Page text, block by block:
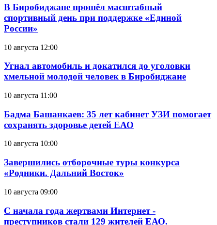
В Биробиджане прошёл масштабный
спортивный день при поддержке «Единой
России»
10 августа 12:00
Угнал автомобиль и докатился до уголовки
хмельной молодой человек в Биробиджане
10 августа 11:00
Бадма Башанкаев: 35 лет кабинет УЗИ помогает
сохранять здоровье детей ЕАО
10 августа 10:00
Завершились отборочные туры конкурса
«Родники. Дальний Восток»
10 августа 09:00
С начала года жертвами Интернет -
преступников стали 129 жителей ЕАО.